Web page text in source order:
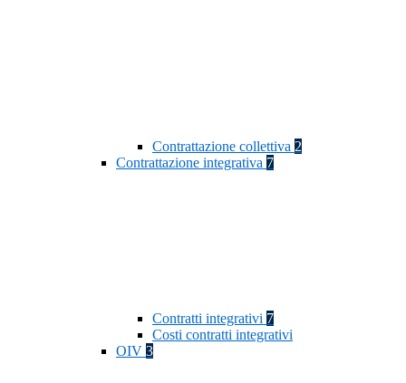
Contrattazione collettiva 2
Contrattazione integrativa 7
Contratti integrativi 7
Costi contratti integrativi
OIV 3